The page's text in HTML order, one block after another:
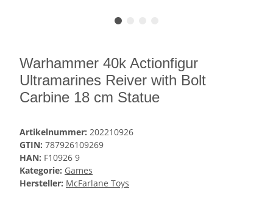
Warhammer 40k Actionfigur
Ultramarines Reiver with Bolt
Carbine 18 cm Statue
Artikelnummer: 202210926
GTIN: 787926109269
HAN: F10926 9
Kategorie: Games
Hersteller: McFarlane Toys